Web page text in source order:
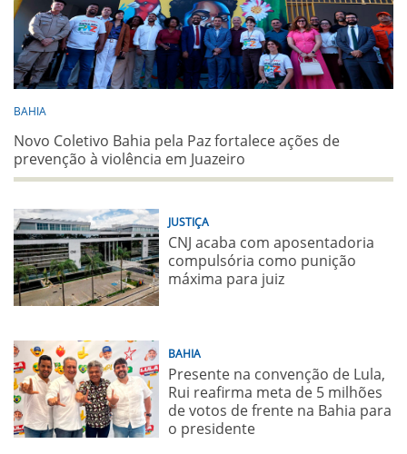
BAHIA
Novo Coletivo Bahia pela Paz fortalece ações de
prevenção à violência em Juazeiro
JUSTIÇA
CNJ acaba com aposentadoria
compulsória como punição
máxima para juiz
BAHIA
Presente na convenção de Lula,
Rui reafirma meta de 5 milhões
de votos de frente na Bahia para
o presidente